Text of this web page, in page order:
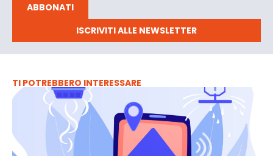
ABBONATI
ISCRIVITI ALLE NEWSLETTER
TI POTREBBERO INTERESSARE